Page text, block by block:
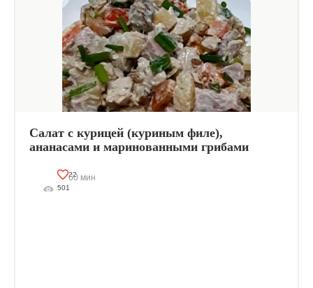
Салат с курицей (куриным филе),
ананасами и маринованными грибами
22
60 мин
501